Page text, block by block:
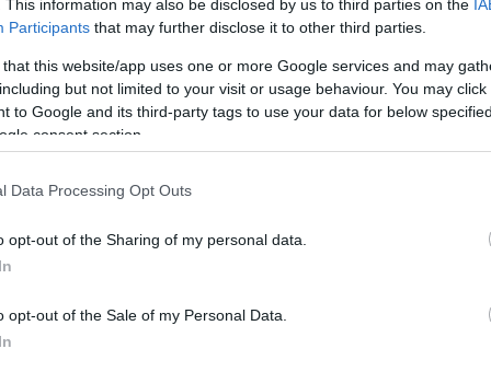
This information may also be disclosed by us to third parties on the
Participants that may further disclose it to other third parties.
that this website/app uses one or more Google services and may
but not limited to your visit or usage behaviour. You may
to Google and its third-party tags to use your data for below
consent section.
Data Processing Opt Outs
opt-out of the Sharing of my personal data.
opt-out of the Sale of my Personal Data.
Μουσείο Μπενάκη: Τιμά τα 200 χρόνια
την Έξοδο του Μεσολογγίου με μια
200 εκθεμάτων